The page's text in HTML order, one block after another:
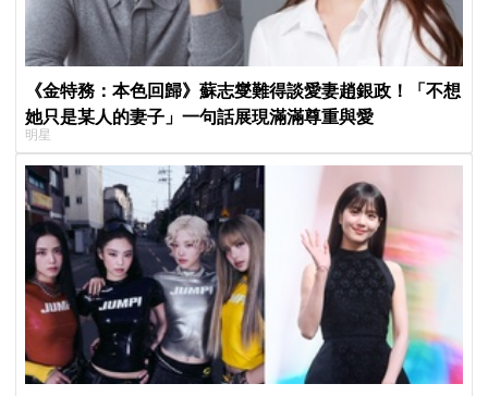
《金特務：本色回歸》蘇志燮難得談愛妻趙銀政！「不想
她只是某人的妻子」一句話展現滿滿尊重與愛
明星